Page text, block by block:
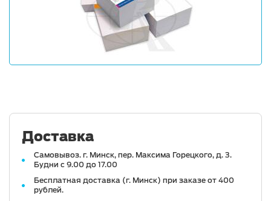
Доставка
Самовывоз. г. Минск, пер. Максима Горецкого, д. 3.
Будни с 9.00 до 17.00
Бесплатная доставка (г. Минск) при заказе от 400
рублей.